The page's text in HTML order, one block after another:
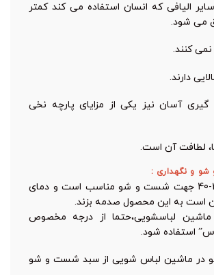
الیافی که انسان استفاده می کند کمتر
می شود.
کنند.
دارند.
آسان نیز یکی از مزایای پارچه نخی
لطافت آن است.
و نگهداری :
دما آب بین 30-40 جهت شست و شو مناسب است و دمای
ماشین لباسشویی،حتما از درجه مخصوص
استفاده شود.
در ماشین لباس شویی از سبد شست و شو